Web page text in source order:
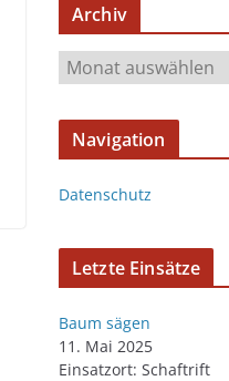
Archiv
Navigation
Datenschutz
Letzte Einsätze
Baum sägen
11. Mai 2025
Einsatzort: Schaftrift